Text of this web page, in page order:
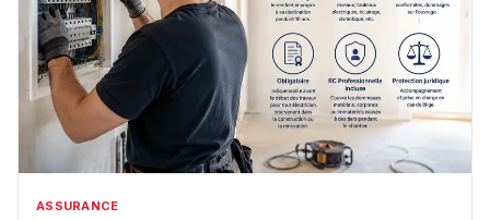
ASSURANCE